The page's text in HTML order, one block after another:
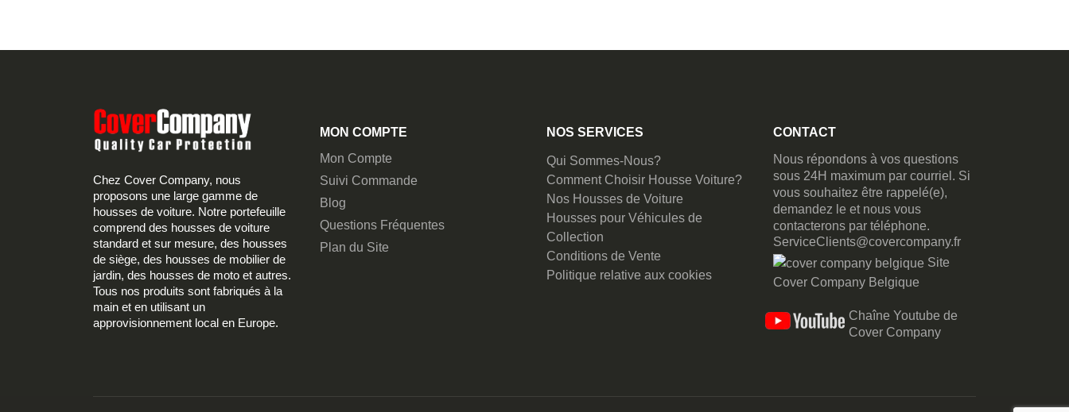
Chez Cover Company, nous
proposons une large gamme de
housses de voiture. Notre portefeuille
comprend des housses de voiture
standard et sur mesure, des housses
de siège, des housses de mobilier de
jardin, des housses de moto et autres.
Tous nos produits sont fabriqués à la
main et en utilisant un
approvisionnement local en Europe.
MON COMPTE
Mon Compte
Suivi Commande
Blog
Questions Fréquentes
Plan du Site
NOS SERVICES
Qui Sommes-Nous?
Comment Choisir Housse Voiture?
Nos Housses de Voiture
Housses pour Véhicules de
Collection
Conditions de Vente
Politique relative aux cookies
CONTACT
Nous répondons à vos questions
sous 24H maximum par courriel. Si
vous souhaitez être rappelé(e),
demandez le et nous vous
contacterons par téléphone.
ServiceClients@covercompany.fr
Site
Cover Company Belgique
Chaîne Youtube de
Cover Company